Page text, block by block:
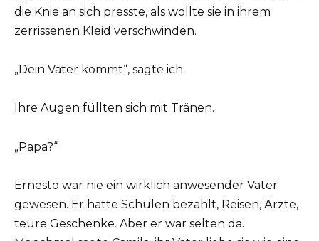
die Knie an sich presste, als wollte sie in ihrem
zerrissenen Kleid verschwinden.
„Dein Vater kommt“, sagte ich.
Ihre Augen füllten sich mit Tränen.
„Papa?“
Ernesto war nie ein wirklich anwesender Vater
gewesen. Er hatte Schulen bezahlt, Reisen, Ärzte,
teure Geschenke. Aber er war selten da.